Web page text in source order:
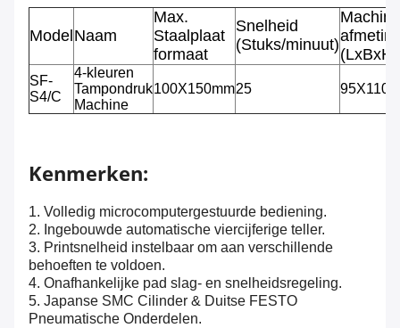
Model Naam
Max.
Staalplaat
formaat
Snelheid
(Stuks/minuut)
Machine
(LxBxH)
SF-
S4/C
4-kleuren
Tampondruk
Machine
100X150mm25
Kenmerken:
1. Volledig microcomputergestuurde bediening.
2. Ingebouwde automatische viercijferige teller.
3. Printsnelheid instelbaar om aan verschillende
behoeften te voldoen.
4. Onafhankelijke pad slag- en snelheidsregeling.
5. Japanse SMC Cilinder & Duitse FESTO
Pneumatische Onderdelen.